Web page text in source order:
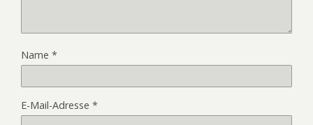
Name *
E-Mail-Adresse *